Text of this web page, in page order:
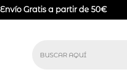
Envío Gratis a partir de 50€